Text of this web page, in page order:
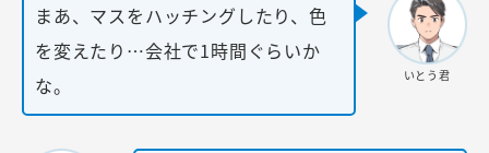
まあ、マスをハッチングしたり、色
を変えたり…会社で1時間ぐらいか
な。
いとう君